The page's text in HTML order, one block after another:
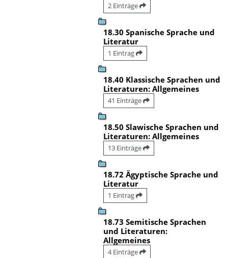
2 Einträge
18.30 Spanische Sprache und
Literatur
1 Eintrag
18.40 Klassische Sprachen und
Literaturen: Allgemeines
41 Einträge
18.50 Slawische Sprachen und
Literaturen: Allgemeines
13 Einträge
18.72 Ägyptische Sprache und
Literatur
1 Eintrag
18.73 Semitische Sprachen
und Literaturen:
Allgemeines
4 Einträge